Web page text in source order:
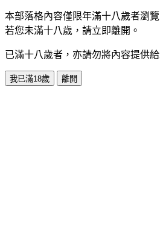
本部落格內容僅限年滿十八歲者瀏覽
若您未滿十八歲，請立即離開。
已滿十八歲者，亦請勿將內容提供
我已滿18歲 離開